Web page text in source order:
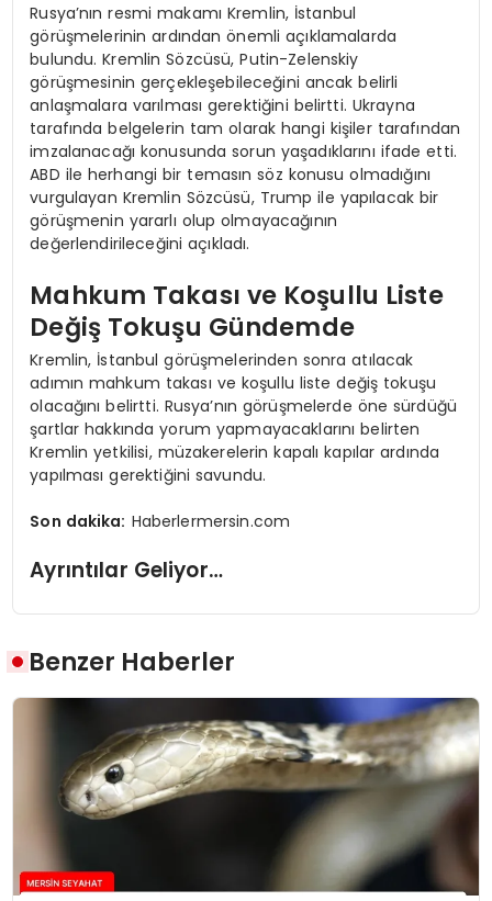
Rusya’nın resmi makamı Kremlin, İstanbul
görüşmelerinin ardından önemli açıklamalarda
bulundu. Kremlin Sözcüsü, Putin-Zelenskiy
görüşmesinin gerçekleşebileceğini ancak belirli
anlaşmalara varılması gerektiğini belirtti. Ukrayna
tarafında belgelerin tam olarak hangi kişiler tarafından
imzalanacağı konusunda sorun yaşadıklarını ifade etti.
ABD ile herhangi bir temasın söz konusu olmadığını
vurgulayan Kremlin Sözcüsü, Trump ile yapılacak bir
görüşmenin yararlı olup olmayacağının
değerlendirileceğini açıkladı.
Mahkum Takası ve Koşullu Liste
Değiş Tokuşu Gündemde
Kremlin, İstanbul görüşmelerinden sonra atılacak
adımın mahkum takası ve koşullu liste değiş tokuşu
olacağını belirtti. Rusya’nın görüşmelerde öne sürdüğü
şartlar hakkında yorum yapmayacaklarını belirten
Kremlin yetkilisi, müzakerelerin kapalı kapılar ardında
yapılması gerektiğini savundu.
Son dakika: Haberlermersin.com
Ayrıntılar Geliyor…
Benzer Haberler